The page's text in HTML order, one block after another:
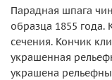
Парадная шпага
образца 1855 года.
сечения. Кончик
украшенная
украшена